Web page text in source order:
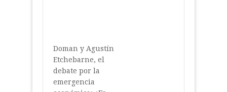
Doman y Agustín
Etchebarne, el
debate por la
emergencia